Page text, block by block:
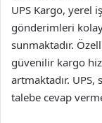
UPS Kargo, yerel
gönderimleri
sunmaktadır.
güvenilir kargo
artmaktadır. UPS,
talebe cevap